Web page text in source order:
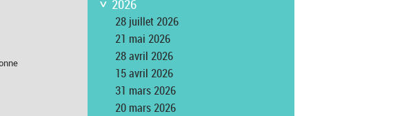
>2026
28 juillet 2026
21 mai 2026
28 avril 2026
15 avril 2026
31 mars 2026
20 mars 2026